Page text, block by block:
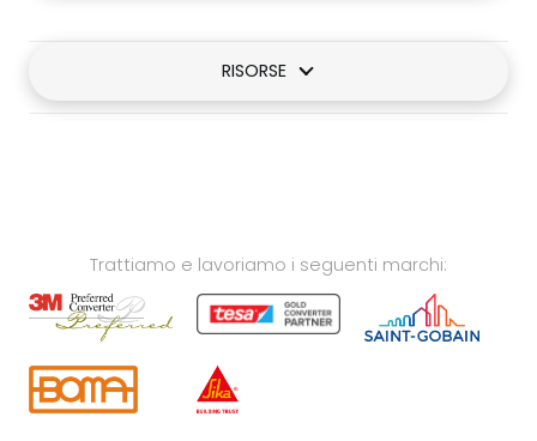
RISORSE
Trattiamo e lavoriamo i seguenti marchi: